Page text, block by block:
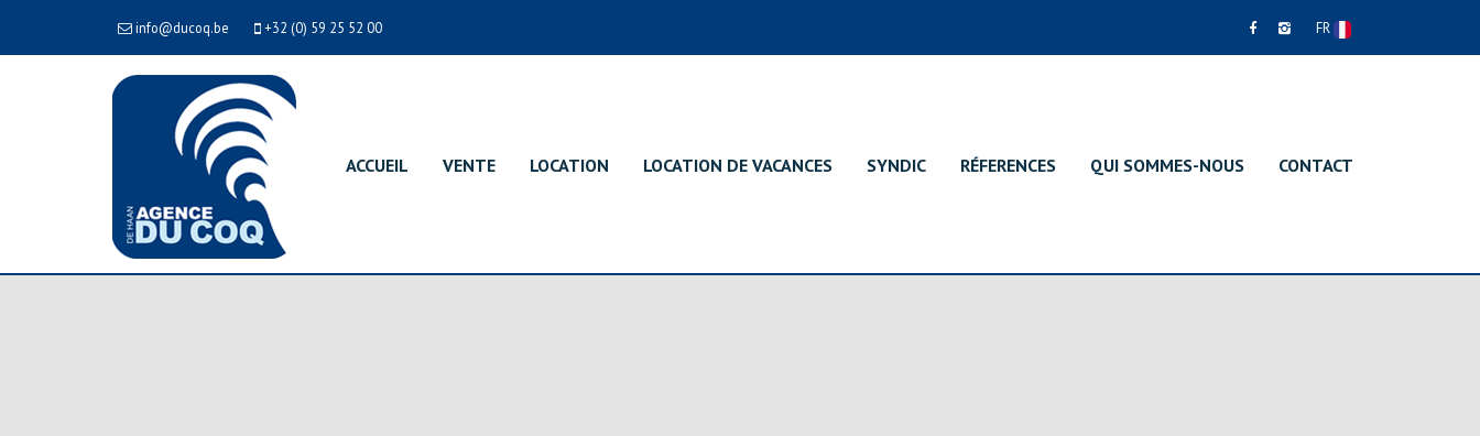
info@ducoq.be +32 (0) 59 25 52 00 FR
ACCUEIL VENTE LOCATION LOCATION DE VACANCES SYNDIC RÉFERENCES QUI SOMMES-NOUS CONTACT